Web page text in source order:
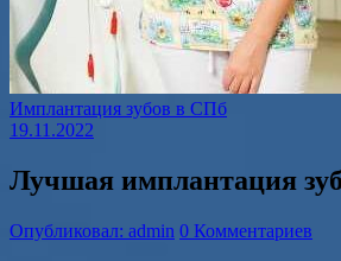
Имплантация зубов в СПб
19.11.2022
Лучшая имплантация
Опубликовал: admin 0 Комментариев